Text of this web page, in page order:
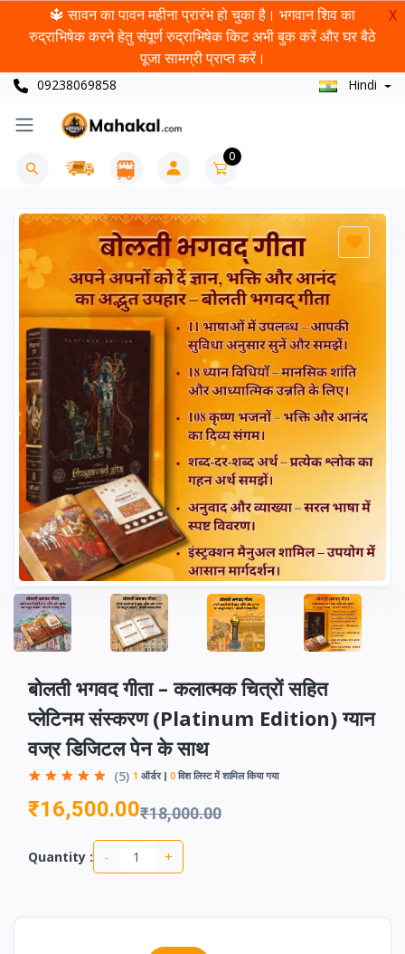
🔱 सावन का पावन महीना प्रारंभ हो चुका है। भगवान शिव का
रुद्राभिषेक करने हेतु संपूर्ण रुद्राभिषेक किट अभी बुक करें और घर बैठे
पूजा सामग्री प्राप्त करें।
X
09238069858 Hindi
0
बोलती भगवद गीता – कलात्मक चित्रों सहित
प्लेटिनम संस्करण (Platinum Edition) ग्यान
वज्र डिजिटल पेन के साथ
(5) 1 ऑर्डर 0 विश लिस्ट में शामिल किया गया
₹16,500.00₹18,000.00
Quantity : - +